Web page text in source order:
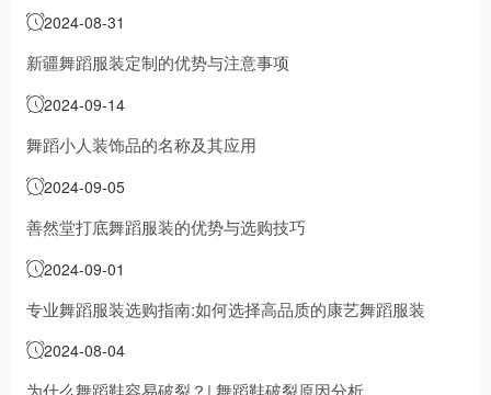
2024-08-31
新疆舞蹈服装定制的优势与注意事项
2024-09-14
舞蹈小人装饰品的名称及其应用
2024-09-05
善然堂打底舞蹈服装的优势与选购技巧
2024-09-01
专业舞蹈服装选购指南:如何选择高品质的康艺舞蹈服装
2024-08-04
为什么舞蹈鞋容易破裂？| 舞蹈鞋破裂原因分析